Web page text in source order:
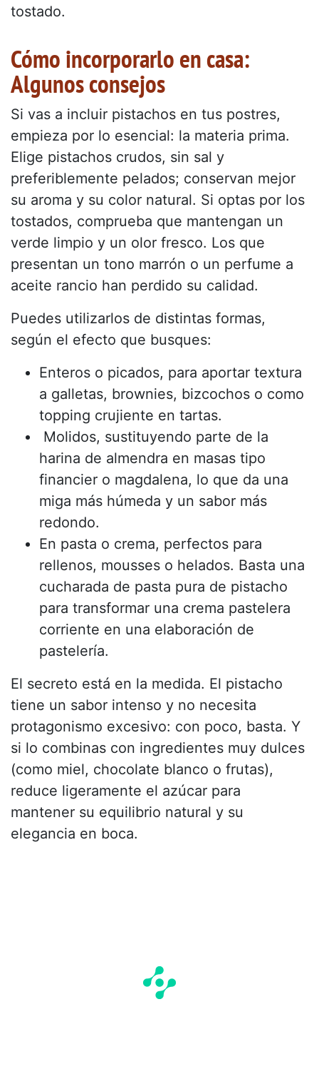
tostado.
Cómo incorporarlo en casa:
Algunos consejos
Si vas a incluir pistachos en tus postres,
empieza por lo esencial: la materia prima.
Elige pistachos crudos, sin sal y
preferiblemente pelados; conservan mejor
su aroma y su color natural. Si optas por los
tostados, comprueba que mantengan un
verde limpio y un olor fresco. Los que
presentan un tono marrón o un perfume a
aceite rancio han perdido su calidad.
Puedes utilizarlos de distintas formas,
según el efecto que busques:
Enteros o picados, para aportar textura
a galletas, brownies, bizcochos o como
topping crujiente en tartas.
Molidos, sustituyendo parte de la
harina de almendra en masas tipo
financier o magdalena, lo que da una
miga más húmeda y un sabor más
redondo.
En pasta o crema, perfectos para
rellenos, mousses o helados. Basta una
cucharada de pasta pura de pistacho
para transformar una crema pastelera
corriente en una elaboración de
pastelería.
El secreto está en la medida. El pistacho
tiene un sabor intenso y no necesita
protagonismo excesivo: con poco, basta. Y
si lo combinas con ingredientes muy dulces
(como miel, chocolate blanco o frutas),
reduce ligeramente el azúcar para
mantener su equilibrio natural y su
elegancia en boca.